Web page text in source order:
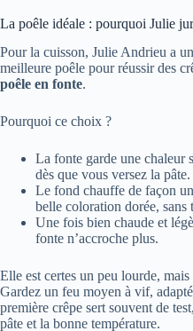
La poêle idéale : pourquoi Julie
Pour la cuisson, Julie Andrieu a
meilleure poêle pour réussir des
poêle en fonte.
Pourquoi ce choix ?
La fonte garde une chaleur
dès que vous versez la pâte.
Le fond chauffe de façon
belle coloration dorée, sans
Une fois bien chaude et
fonte n’accroche plus.
Elle est certes un peu lourde,
Gardez un feu moyen à vif,
première crêpe sert souvent de
pâte et la bonne température.